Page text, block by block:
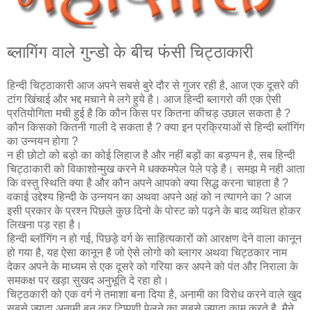
ब्‍लागिंग वाले गुन्‍डो के बीच फंसी चिट्ठाकारी
हिन्दी चिट्ठाकारी आज अपने सबसे बुरे दौर से गुजर रही है, आज एक दूसरे की
टांग खिंचाई और भद्द मचाने मे लगे हुये है। आज हिन्‍दी ब्‍लागरो की एक ऐसी
प्रतियोगिता मची हुई है कि कौन किस पर कितना कीचड़ उछाल सकता है ?
कौन किसको कितनी गाली दे सकता है ? क्‍या इन प्रक्रियाओं से हिन्दी ब्लॉगिंग
का उन्नयन होगा ?
न ही छोटो को बड़ो का कोई लिहाज है और नहीं बड़ों का बड़प्पन है, सब हिन्दी
चिट्ठाकारी को विकाशोन्‍मुख करने मे धक्कमपेल पेले पड़े है। समझ मे नही आता
कि वस्तु स्थिति क्या है और कौन अपने आपको क्या सिद्ध करना चाहता है ?
वकाई उद्देश्य हिन्दी के उन्नयन का अथवा अपने अहं को न त्यागने का ? आज
इसी प्रकार के प्रश्‍न पिछले कुछ दिनो के पोस्ट को पढ़ने के बाद व्यथित होकर
लिखना पड़ रहा है।
हिन्दी ब्लॉगिंग न हो गई, पिछड़े वर्ग के साहित्यकारों को आरक्षण देने वाला कानून
हो गया है, यह ऐसा कानून है जो ऐसे लोगो को ब्‍लागर अथवा चिट्ठकार नाम
देकर अपने के माध्‍यम से एक दूसरे को गरिया कर अपने को पंत और निराला के
समकक्ष पर खड़ा सुखद अनुभूति दे रहा हो।
चिट्ठकारी को एक वर्ग ने तमाशा बना दिया है, अनामी का विरोध करने वाले खुद